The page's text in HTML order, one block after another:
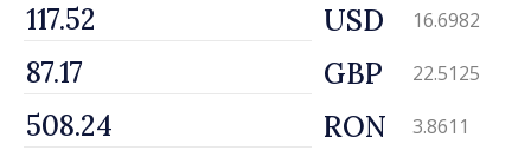
USD 16.6982
GBP 22.5125
RON 3.8611